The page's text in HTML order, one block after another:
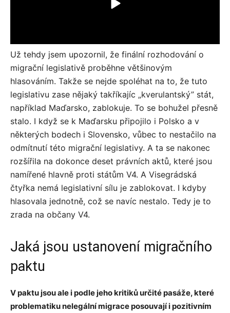
Už tehdy jsem upozornil, že finální rozhodování o
migrační legislativě proběhne většinovým
hlasováním. Takže se nejde spoléhat na to, že tuto
legislativu zase nějaký takříkajíc „kverulantský” stát,
například Maďarsko, zablokuje. To se bohužel přesně
stalo. I když se k Maďarsku připojilo i Polsko a v
některých bodech i Slovensko, vůbec to nestačilo na
odmítnutí této migrační legislativy. A ta se nakonec
rozšířila na dokonce deset právních aktů, které jsou
namířené hlavně proti státům V4. A Visegrádská
čtyřka nemá legislativní sílu je zablokovat. I kdyby
hlasovala jednotně, což se navíc nestalo. Tedy je to
zrada na občany V4.
Jaká jsou ustanovení migračního
paktu
V paktu jsou ale i podle jeho kritiků určité pasáže, které
problematiku nelegální migrace posouvají i pozitivním